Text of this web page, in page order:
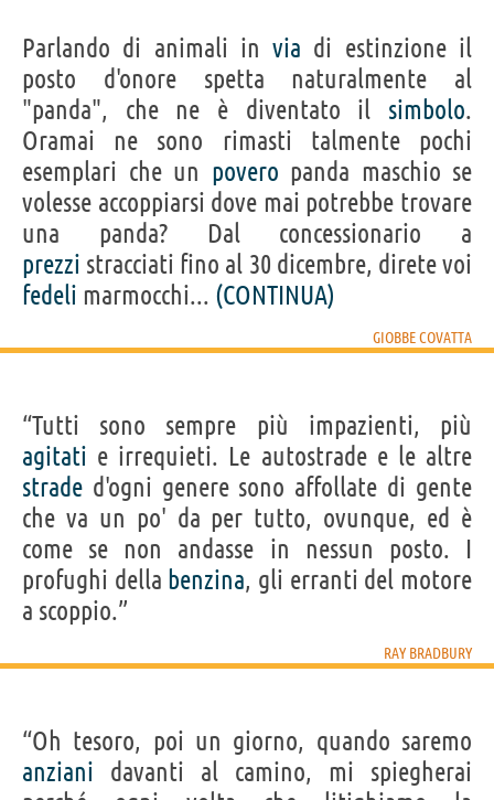
Parlando di animali invia di estinzione il
posto d'onore spetta naturalmente al
"panda", che ne è diventato il simbolo.
Oramai ne sono rimasti talmente pochi
esemplari che un povero panda maschio se
volesse accoppiarsi dove mai potrebbe trovare
una panda? Dal concessionario a
prezzi stracciati fino al 30 dicembre, direte voi
fedeli marmocchi... (CONTINUA)
GIOBBE COVATTA
“Tutti sono sempre più impazienti, più
agitati e irrequieti. Le autostrade e le altre
strade d'ogni genere sono affollate di gente
che va un po' da per tutto, ovunque, ed è
come se non andasse in nessun posto. I
profughi della benzina, gli erranti del motore
a scoppio.”
RAY BRADBURY
“Oh tesoro, poi un giorno, quando saremo
anziani davanti al camino, mi spiegherai